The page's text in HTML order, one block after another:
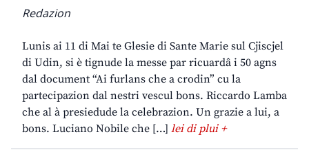
Redazion
Lunis ai 11 di Mai te Glesie di Sante Marie sul Cjiscjel
di Udin, si è tignude la messe par ricuardâ i 50 agns
dal document “Ai furlans che a crodin” cu la
partecipazion dal nestri vescul bons. Riccardo Lamba
che al à presiedude la celebrazion. Un grazie a lui, a
bons. Luciano Nobile che […] lei di plui +